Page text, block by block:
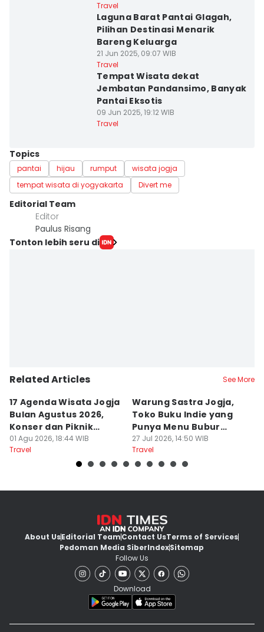
Travel
Laguna Barat Pantai Glagah,
Pilihan Destinasi Menarik
Bareng Keluarga
21 Jun 2025, 09:07 WIB
Travel
Tempat Wisata dekat
Jembatan Pandansimo, Banyak
Pantai Eksotis
09 Jun 2025, 19:12 WIB
Travel
Topics
pantai hijau rumput
wisata jogja
tempat wisata di yogyakarta
Divert me
Editorial Team
Editor
Paulus Risang
Tonton lebih seru di
Related Articles See More
17 Agenda Wisata Jogja
Bulan Agustus 2026,
Konser dan Piknik
Literasi
01 Agu 2026, 18:44 WIB
Travel
Warung Sastra Jogja,
Toko Buku Indie yang
Punya Menu Bubur
Manado
27 Jul 2026, 14:50 WIB
Travel
About UsEditorial TeamContact UsTerms of Services
Pedoman Media SiberIndexSitemap
Follow Us
Download